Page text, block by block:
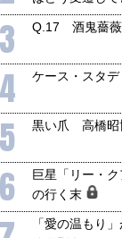
3 Q.17 酒鬼薔薇
ケース・スタ
5 黒い爪 高橋昭
6
巨星「リー・
の行く末
「愛の温もり